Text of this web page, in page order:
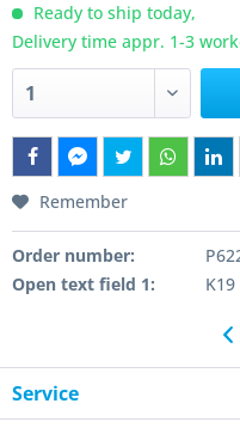
Ready to ship today,
Delivery time appr. 1-3
Remember
Order number:
Open text field 1:
K19
Service